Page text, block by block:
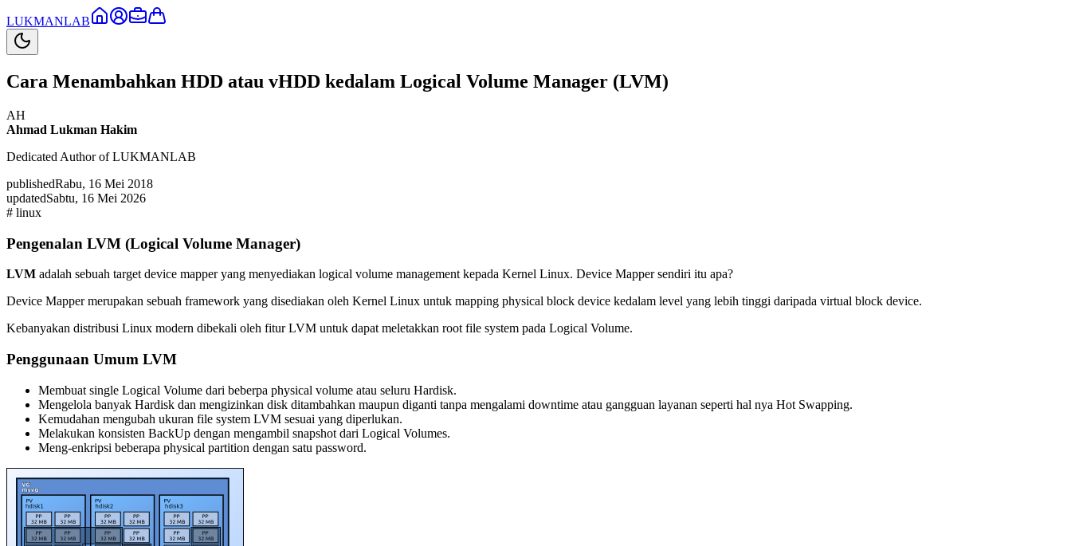
LUKMANLAB
Cara Menambahkan HDD atau vHDD kedalam Logical Volume Manager (LVM)
AH
Ahmad Lukman Hakim
Dedicated Author of LUKMANLAB
publishedRabu, 16 Mei 2018
updatedSabtu, 16 Mei 2026
# linux
Pengenalan LVM (Logical Volume Manager)
LVM adalah sebuah target device mapper yang menyediakan logical volume management kepada Kernel Linux. Device Mapper sendiri itu apa?
Device Mapper merupakan sebuah framework yang disediakan oleh Kernel Linux untuk mapping physical block device kedalam level yang lebih tinggi daripada virtual block device.
Kebanyakan distribusi Linux modern dibekali oleh fitur LVM untuk dapat meletakkan root file system pada Logical Volume.
Penggunaan Umum LVM
Membuat single Logical Volume dari beberpa physical volume atau seluru Hardisk.
Mengelola banyak Hardisk dan mengizinkan disk ditambahkan maupun diganti tanpa mengalami downtime atau gangguan layanan seperti hal nya Hot Swapping.
Kemudahan mengubah ukuran file system LVM sesuai yang diperlukan.
Melakukan konsisten BackUp dengan mengambil snapshot dari Logical Volumes.
Meng-enkripsi beberapa physical partition dengan satu password.